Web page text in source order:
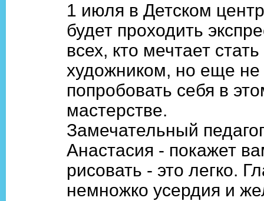
1 июля в Детском
будет проходить
всех, кто мечтает стать
художником, но еще не
попробовать себя в
мастерстве.
Замечательный
Анастасия - покажет
рисовать - это легко.
немножко усердия и